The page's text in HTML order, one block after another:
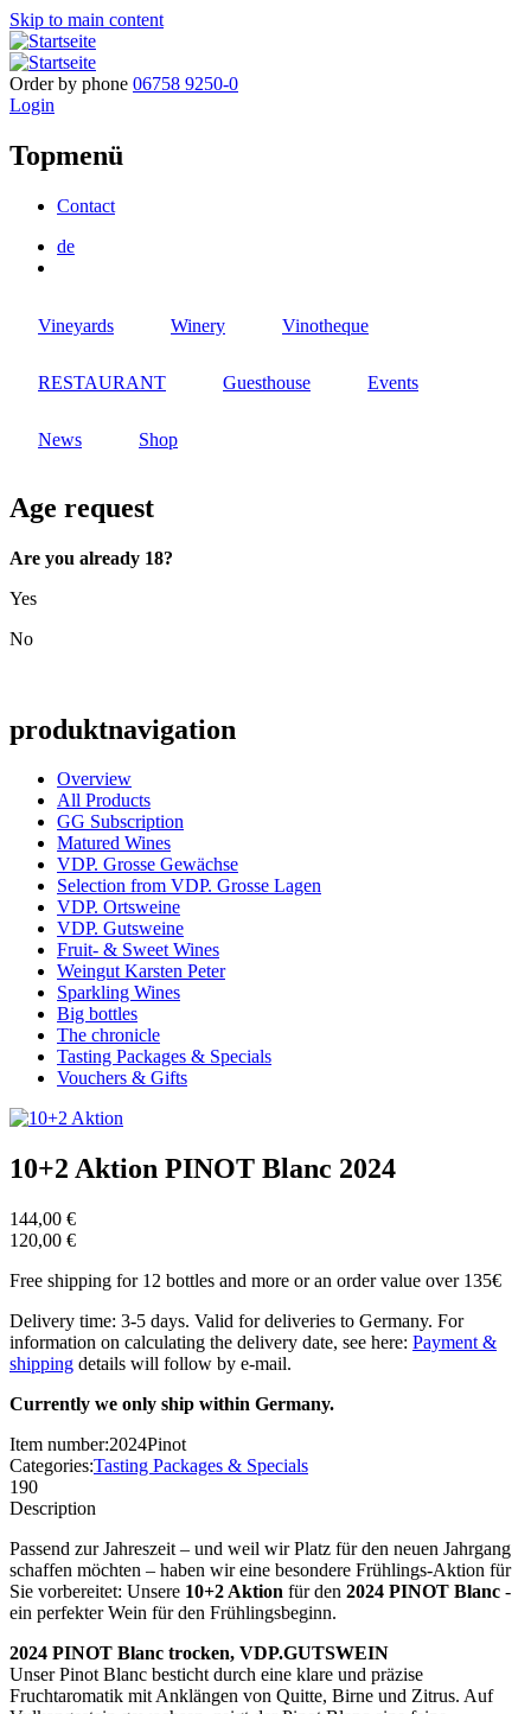
Skip to main content
Order by phone 06758 9250-0
Login
Topmenü
Contact
de
Vineyards Winery Vinotheque
RESTAURANT Guesthouse Events
News Shop
Age request
Are you already 18?
Yes
No
produktnavigation
Overview
All Products
GG Subscription
Matured Wines
VDP. Grosse Gewächse
Selection from VDP. Grosse Lagen
VDP. Ortsweine
VDP. Gutsweine
Fruit- & Sweet Wines
Weingut Karsten Peter
Sparkling Wines
Big bottles
The chronicle
Tasting Packages & Specials
Vouchers & Gifts
10+2 Aktion PINOT Blanc 2024
144,00 €
120,00 €
Free shipping for 12 bottles and more or an order value over 135€
Delivery time: 3-5 days. Valid for deliveries to Germany. For
information on calculating the delivery date, see here: Payment &
shipping details will follow by e-mail.
Currently we only ship within Germany.
Item number:2024Pinot
Categories:Tasting Packages & Specials
190
Description
Passend zur Jahreszeit – und weil wir Platz für den neuen Jahrgang
schaffen möchten – haben wir eine besondere Frühlings-Aktion für
Sie vorbereitet: Unsere 10+2 Aktion für den 2024 PINOT Blanc -
ein perfekter Wein für den Frühlingsbeginn.
2024 PINOT Blanc trocken, VDP.GUTSWEIN
Unser Pinot Blanc besticht durch eine klare und präzise
Fruchtaromatik mit Anklängen von Quitte, Birne und Zitrus. Auf